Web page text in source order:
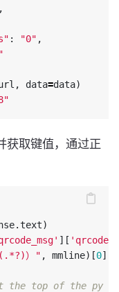
,
" : "0" ,
"
, data=data)
"
获取键值，通过正
.text)
' ][ '
(.*?)） " , mmline)[0]